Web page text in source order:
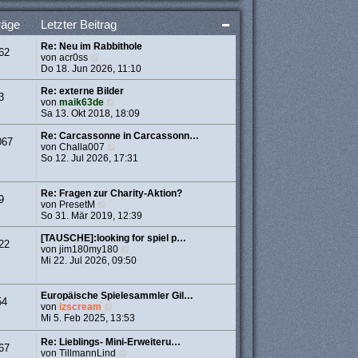
t
B
e
t
r
a
Letzter Beitrag
Re: Neu im Rabbithole
vonacr0ss
e
u
e
s
t
e
r
B
e
t
r
a
g
Do 18. Jun 2026, 11:10
Re: externe Bilder
vonmaik63de
e
u
e
t
r
B
t
r
a
g
Sa 13. Okt 2018, 18:09
Re: Carcassonne in Carcassonn…
vonChalla007
e
e
s
e
r
B
e
i
a
So 12. Jul 2026, 17:31
Re: Fragen zur Charity-Aktion?
von PresetM
e
u
e
s
r
B
e
r
a
So 31. Mär 2019, 12:39
[TAUSCHE]:looking for spiel p…
vonjim180my180
e
e
s
e
B
Mi 22. Jul 2026, 09:50
Europäische Spielesammler Gil…
von izscream
e
u
e
s
Mi 5. Feb 2025, 13:53
Re: Lieblings- Mini-Erweiteru…
vonTillmannLind